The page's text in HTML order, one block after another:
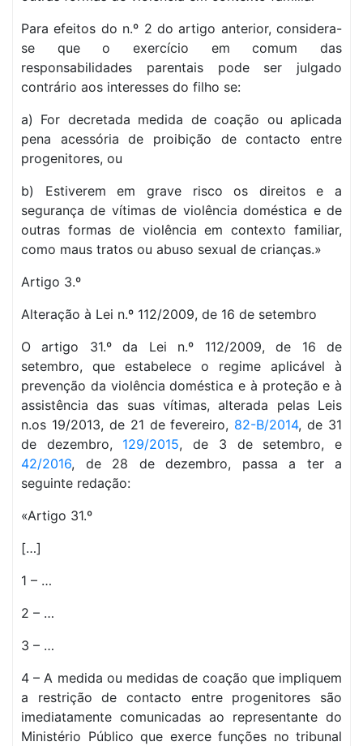
Para efeitos do n.º 2 do artigo anterior, considera-
se que o exercício em comum das
responsabilidades parentais pode ser julgado
contrário aos interesses do filho se:
a) For decretada medida de coação ou aplicada
pena acessória de proibição de contacto entre
progenitores, ou
b) Estiverem em grave risco os direitos e a
segurança de vítimas de violência doméstica e de
outras formas de violência em contexto familiar,
como maus tratos ou abuso sexual de crianças.»
Artigo 3.º
Alteração à Lei n.º 112/2009, de 16 de setembro
O artigo 31.º da Lei n.º 112/2009, de 16 de
setembro, que estabelece o regime aplicável à
prevenção da violência doméstica e à proteção e à
assistência das suas vítimas, alterada pelas Leis
n.os 19/2013, de 21 de fevereiro, 82-B/2014, de 31
de dezembro, 129/2015, de 3 de setembro, e
42/2016, de 28 de dezembro, passa a ter a
seguinte redação:
«Artigo 31.º
[…]
1 – …
2 – …
3 – …
4 – A medida ou medidas de coação que impliquem
a restrição de contacto entre progenitores são
imediatamente comunicadas ao representante do
Ministério Público que exerce funções no tribunal